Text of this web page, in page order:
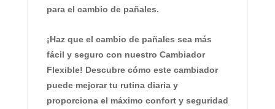
para el cambio de pañales.
¡Haz que el cambio de pañales sea más
fácil y seguro con nuestro Cambiador
Flexible! Descubre cómo este cambiador
puede mejorar tu rutina diaria y
proporciona el máximo confort y seguridad